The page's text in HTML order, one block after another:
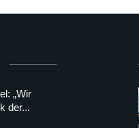
„Wir
der...